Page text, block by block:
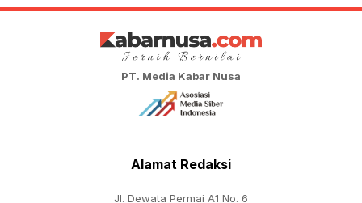
PT. Media Kabar Nusa
Alamat Redaksi
Jl. Dewata Permai A1 No. 6